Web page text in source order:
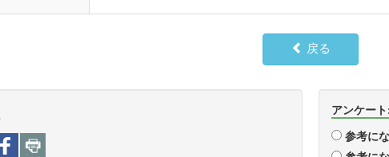
戻る
アンケー
参考に